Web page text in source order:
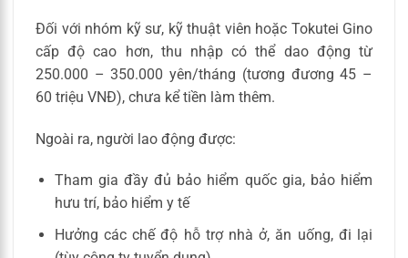
Đối với nhóm kỹ sư, kỹ thuật viên hoặc Tokutei Gino
cấp độ cao hơn, thu nhập có thể dao động từ
250.000 – 350.000 yên/tháng (tương đương 45 –
60 triệu VNĐ), chưa kể tiền làm thêm.
Ngoài ra, người lao động được:
Tham gia đầy đủ bảo hiểm quốc gia, bảo hiểm
hưu trí, bảo hiểm y tế
Hưởng các chế độ hỗ trợ nhà ở, ăn uống, đi lại